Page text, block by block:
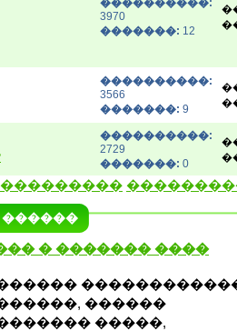
����������:
3970
�������: 12
����������:
3566
�������: 9
����������:
2729
�������: 0
���������
������
� ������� ����
������
�����,